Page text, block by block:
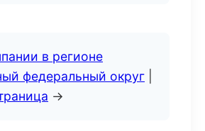
в регионе
федеральный округ
→